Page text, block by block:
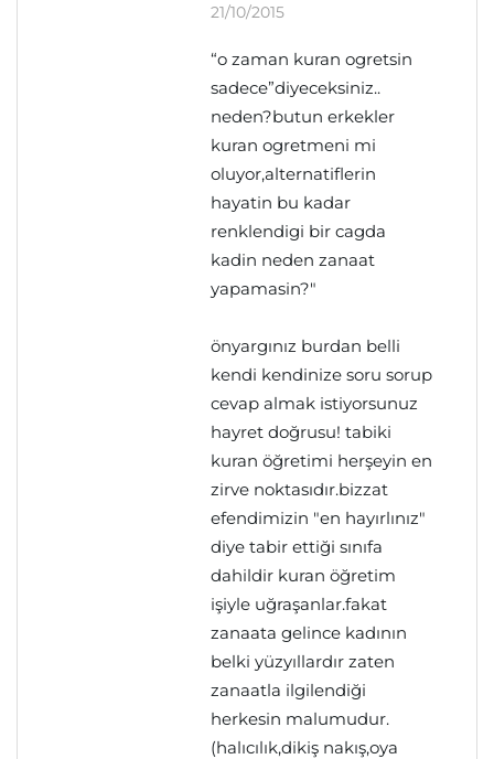
21/10/2015
“o zaman kuran ogretsin
sadece”diyeceksiniz..
neden?butun erkekler
kuran ogretmeni mi
oluyor,alternatiflerin
hayatin bu kadar
renklendigi bir cagda
kadin neden zanaat
yapamasin?"
önyargınız burdan belli
kendi kendinize soru sorup
cevap almak istiyorsunuz
hayret doğrusu! tabiki
kuran öğretimi herşeyin en
zirve noktasıdır.bizzat
efendimizin "en hayırlınız"
diye tabir ettiği sınıfa
dahildir kuran öğretim
işiyle uğraşanlar.fakat
zanaata gelince kadının
belki yüzyıllardır zaten
zanaatla ilgilendiği
herkesin malumudur.
(halıcılık,dikiş nakış,oya